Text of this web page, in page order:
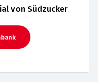
von Südzucker